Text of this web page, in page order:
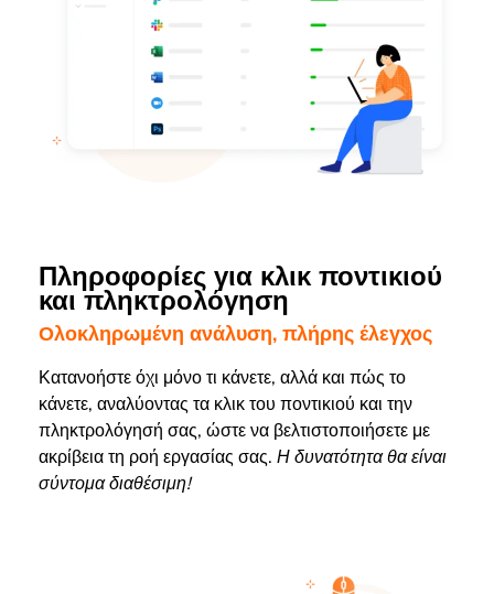
Πληροφορίες για κλικ ποντικιού
και πληκτρολόγηση
Ολοκληρωμένη ανάλυση, πλήρης έλεγχος
Κατανοήστε όχι μόνο τι κάνετε, αλλά και πώς το
κάνετε, αναλύοντας τα κλικ του ποντικιού και την
πληκτρολόγησή σας, ώστε να βελτιστοποιήσετε με
ακρίβεια τη ροή εργασίας σας. Η δυνατότητα θα είναι
σύντομα διαθέσιμη!